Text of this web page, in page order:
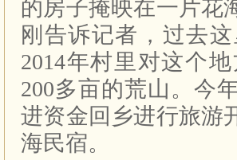
的房子掩映在一片花
刚告诉记者，过去
2014年村里对这个
200多亩的荒山。今
进资金回乡进行旅游
海民宿。